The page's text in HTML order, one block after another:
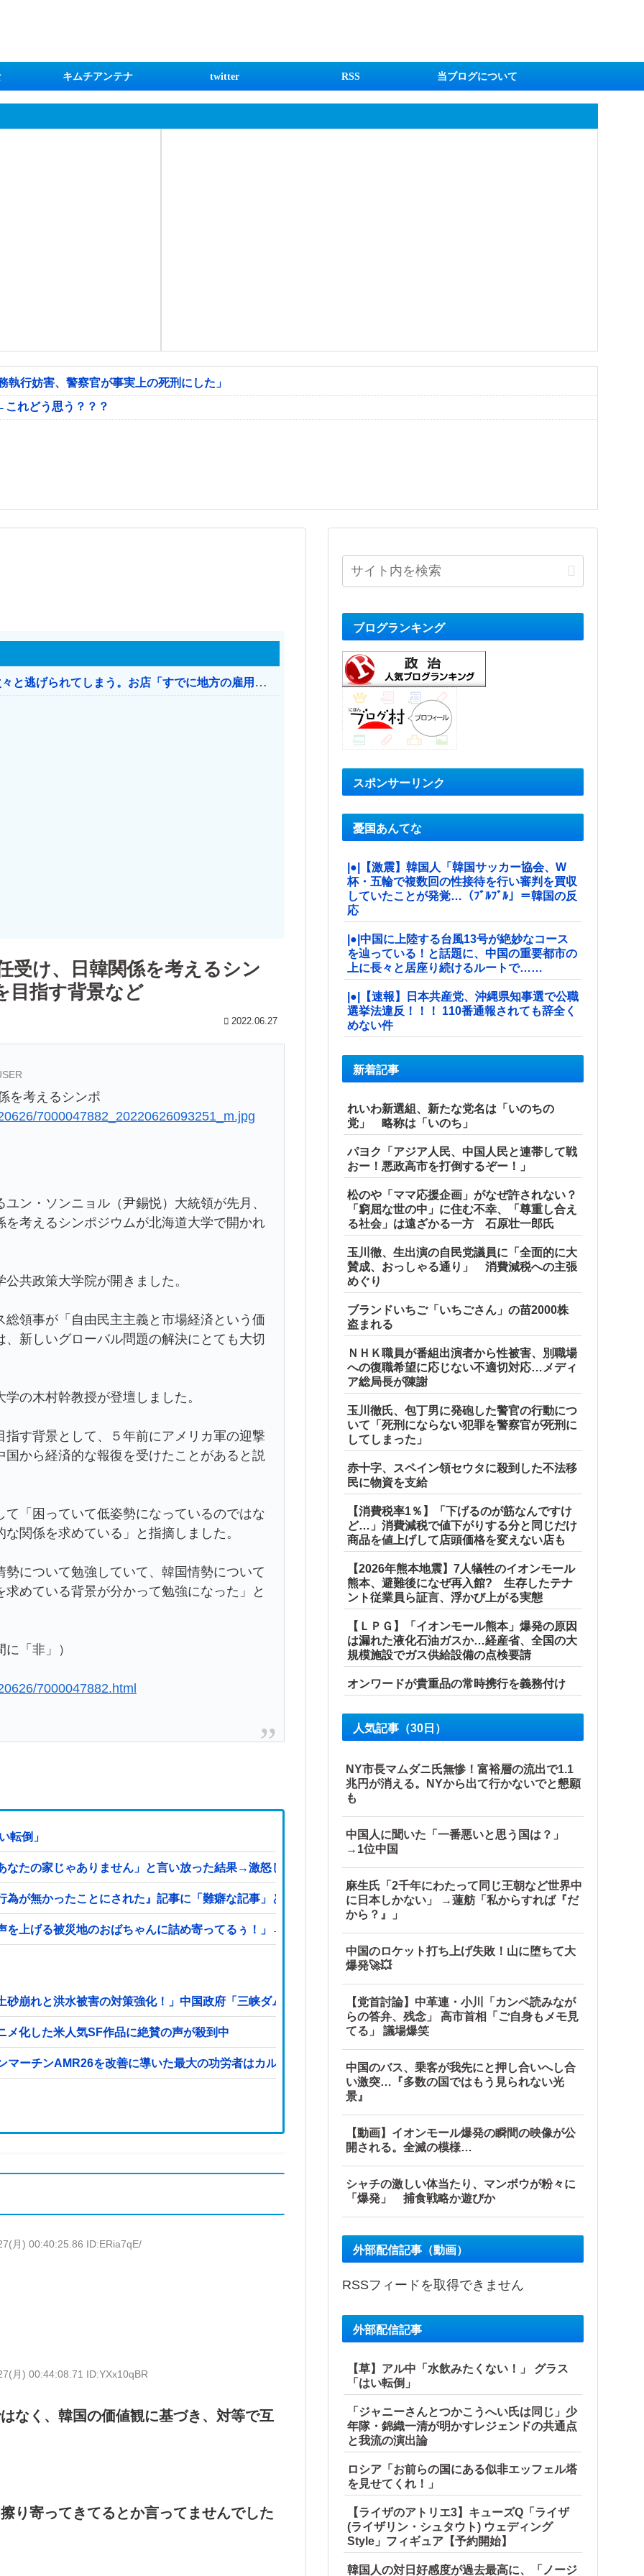
キムチアンテナ twitter RSS 当ブログについて
行妨害、警察官が事実上の死刑にした」
れどう思う？？？
日本のお店、時給1500円でもミャンマー人に次々と逃げられてしまう。お店「すでに地方の雇用は崩壊」
受け、日韓関係を考えるシン
目指す背景など
2022.06.27
を考えるシンポ
7000047882_20220626093251_m.jpg
ン・ソンニョル（尹錫悦）大統領が先月、
考えるシンポジウムが北海道大学で開かれ
共政策大学院が開きました。
領事が「自由民主主義と市場経済という価
新しいグローバル問題の解決にとても大切
の木村幹教授が登壇しました。
す背景として、５年前にアメリカ軍の迎撃
から経済的な報復を受けたことがあると説
「困っていて低姿勢になっているのではな
関係を求めている」と指摘しました。
について勉強していて、韓国情勢について
めている背景が分かって勉強になった」と
「非」）
7000047882.html
転倒」
なたの家じゃありません」と言い放った結果→激怒したトメが自ら〇〇を口にして最高の展開へｗｗｗｗｗｗ
が無かったことにされた』記事に「難癖な記事」とイチャモン→自傷行為の動画が拡散してマスゴミの偏向報...
を上げる被災地のおばちゃんに詰め寄ってるぅ！」→よく聞くと何やらヤバいことを言っていると話題に…
崩れと洪水被害の対策強化！」中国政府「三峡ダム周辺を重点強化」中国ダム「決壊」中国「現場封鎖！（空撮削除」→
化した米人気SF作品に絶賛の声が殺到中
ーチンAMR26を改善に導いた最大の功労者はカルディレ他
月) 00:40:25.86 ID:ERia7qE/
月) 00:44:08.71 ID:YXx10qBR
なく、韓国の価値観に基づき、対等で互
り寄ってきてるとか言ってませんでした
ブログランキング
スポンサーリンク
憂国あんてな
|●|【激震】韓国人「韓国サッカー協会、W
杯・五輪で複数回の性接待を行い審判を買収
していたことが発覚…（ﾌﾞﾙﾌﾞﾙ」＝韓国の反
応
|●|中国に上陸する台風13号が絶妙なコース
を辿っている！と話題に、中国の重要都市の
上に長々と居座り続けるルートで……
|●|【速報】日本共産党、沖縄県知事選で公職
選挙法違反！！！ 110番通報されても辞全く
めない件
新着記事
れいわ新選組、新たな党名は「いのちの
党」 略称は「いのち」
パヨク「アジア人民、中国人民と連帯して戦
おー！悪政高市を打倒するぞー！」
松のや「ママ応援企画」がなぜ許されない？
「窮屈な世の中」に住む不幸、「尊重し合え
る社会」は遠ざかる一方 石原壮一郎氏
玉川徹、生出演の自民党議員に「全面的に大
賛成、おっしゃる通り」 消費減税への主張
めぐり
ブランドいちご「いちごさん」の苗2000株
盗まれる
ＮＨＫ職員が番組出演者から性被害、別職場
への復職希望に応じない不適切対応…メディ
ア総局長が陳謝
玉川徹氏、包丁男に発砲した警官の行動につ
いて「死刑にならない犯罪を警察官が死刑に
してしまった」
赤十字、スペイン領セウタに殺到した不法移
民に物資を支給
【消費税率1％】「下げるのが筋なんですけ
ど…」消費減税で値下がりする分と同じだけ
商品を値上げして店頭価格を変えない店も
【2026年熊本地震】7人犠牲のイオンモール
熊本、避難後になぜ再入館? 生存したテナ
ント従業員ら証言、浮かび上がる実態
【ＬＰＧ】「イオンモール熊本」爆発の原因
は漏れた液化石油ガスか…経産省、全国の大
規模施設でガス供給設備の点検要請
オンワードが貴重品の常時携行を義務付け
人気記事（30日）
NY市長マムダニ氏無惨！富裕層の流出で1.1
兆円が消える。NYから出て行かないでと懇願
も
中国人に聞いた「一番悪いと思う国は？」
→1位中国
麻生氏「2千年にわたって同じ王朝など世界中
に日本しかない」 →蓮舫「私からすれば『だ
から？』」
中国のロケット打ち上げ失敗！山に堕ちて大
爆発🚀💥
【党首討論】中革連・小川「カンペ読みなが
らの答弁、残念」 高市首相「ご自身もメモ見
てる」 議場爆笑
中国のバス、乗客が我先にと押し合いへし合
い激突…『多数の国ではもう見られない光
景』
【動画】イオンモール爆発の瞬間の映像が公
開される。全滅の模様…
シャチの激しい体当たり、マンボウが粉々に
「爆発」 捕食戦略か遊びか
外部配信記事（動画）
RSSフィードを取得できません
外部配信記事
【草】アル中「水飲みたくない！」 グラス
「はい転倒」
「ジャニーさんとつかこうへい氏は同じ」少
年隊・錦織一清が明かすレジェンドの共通点
と我流の演出論
ロシア「お前らの国にある似非エッフェル塔
を見せてくれ！」
【ライザのアトリエ3】キューズQ「ライザ
(ライザリン・シュタウト) ウェディング
Style」フィギュア【予約開始】
韓国人の対日好感度が過去最高に、「ノージ